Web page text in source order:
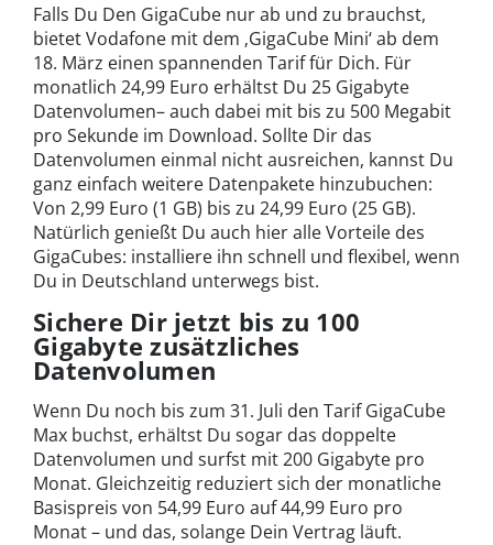
Falls Du Den GigaCube nur ab und zu brauchst,
bietet Vodafone mit dem ‚GigaCube Mini‘ ab dem
18. März einen spannenden Tarif für Dich. Für
monatlich 24,99 Euro erhältst Du 25 Gigabyte
Datenvolumen– auch dabei mit bis zu 500 Megabit
pro Sekunde im Download. Sollte Dir das
Datenvolumen einmal nicht ausreichen, kannst Du
ganz einfach weitere Datenpakete hinzubuchen:
Von 2,99 Euro (1 GB) bis zu 24,99 Euro (25 GB).
Natürlich genießt Du auch hier alle Vorteile des
GigaCubes: installiere ihn schnell und flexibel, wenn
Du in Deutschland unterwegs bist.
Sichere Dir jetzt bis zu 100
Gigabyte zusätzliches
Datenvolumen
Wenn Du noch bis zum 31. Juli den Tarif GigaCube
Max buchst, erhältst Du sogar das doppelte
Datenvolumen und surfst mit 200 Gigabyte pro
Monat. Gleichzeitig reduziert sich der monatliche
Basispreis von 54,99 Euro auf 44,99 Euro pro
Monat – und das, solange Dein Vertrag läuft.